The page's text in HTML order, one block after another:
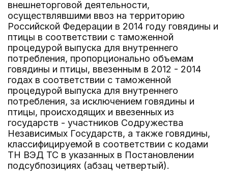
внешнеторговой деятельности,
осуществлявшими ввоз на территорию
Российской Федерации в 2014 году говядины и
птицы в соответствии с таможенной
процедурой выпуска для внутреннего
потребления, пропорционально объемам
говядины и птицы, ввезенным в 2012 - 2014
годах в соответствии с таможенной
процедурой выпуска для внутреннего
потребления, за исключением говядины и
птицы, происходящих и ввезенных из
государств - участников Содружества
Независимых Государств, а также говядины,
классифицируемой в соответствии с кодами
ТН ВЭД ТС в указанных в Постановлении
подсубпозициях (абзац четвертый).